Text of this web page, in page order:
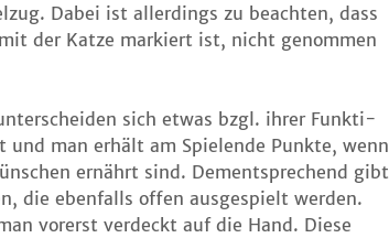
Dabei ist aller­dings zu beach­ten, dass
der Kat­ze mar­kiert ist, nicht genom­men
sich etwas bzgl. ihrer Funk­ti­
und man erhält am Spie­len­de Punk­te, wenn
ernährt sind. Dem­entspre­chend gibt
die eben­falls offen aus­ge­spielt wer­den.
vor­erst ver­deckt auf die Hand. Die­se